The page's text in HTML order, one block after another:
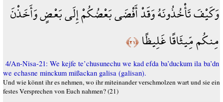
وَكَيْفَ تَأْخُذُونَهُ وَقَدْ أَفْضَى بَعْضُكُمْ إِلَى بَعْضٍ وَأَخَذْنَ
مِنكُم مِّيثَاقًا غَلِيظًا﴿٢١﴾
4/An-Nisa-21: We kejfe te’chusunechu we kad efda ba’duckum ila ba’dn
we echasne minckum mißackan galisa (galisan).
Und wie könnt ihr es nehmen, wo ihr miteinander verschmolzen wart und sie ein
festes Versprechen von Euch nahmen? (21)